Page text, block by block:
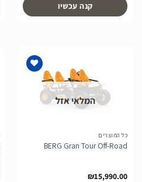
קנה עכשיו
המלאי אזל
כל המוצרים
BERG Gran Tour Off-Road
₪15,990.00